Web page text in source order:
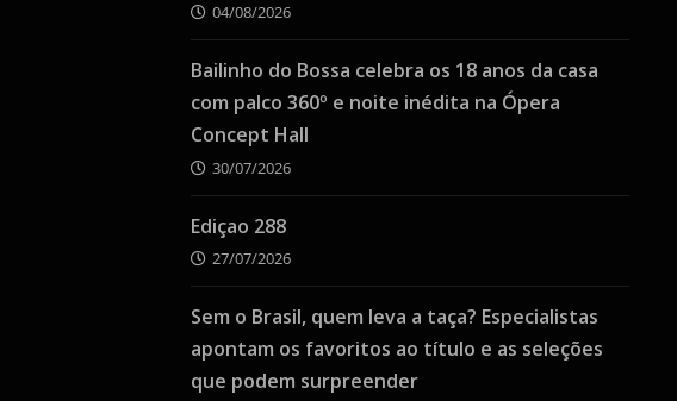
04/08/2026
Bailinho do Bossa celebra os 18 anos da casa
com palco 360º e noite inédita na Ópera
Concept Hall
30/07/2026
Ediçao 288
27/07/2026
Sem o Brasil, quem leva a taça? Especialistas
apontam os favoritos ao título e as seleções
que podem surpreender